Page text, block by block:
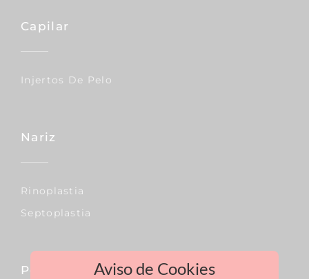
Capilar
Injertos De Pelo
Nariz
Rinoplastia
Septoplastia
Pecho Aviso de Cookies